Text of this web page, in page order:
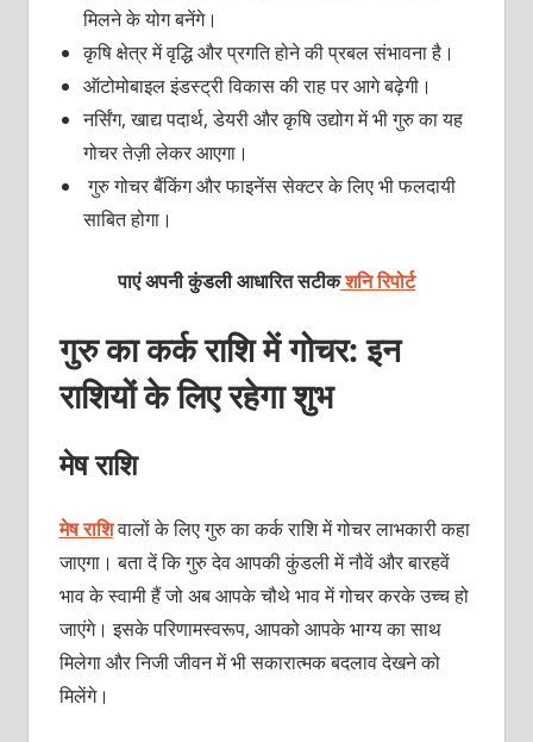
मिलने के योग बनेंगे।
कृषि क्षेत्र में वृद्धि और प्रगति होने की प्रबल संभावना है।
ऑटोमोबाइल इंडस्ट्री विकास की राह पर आगे बढ़ेगी।
नर्सिंग, खाद्य पदार्थ, डेयरी और कृषि उद्योग में भी गुरु का यह
गोचर तेज़ी लेकर आएगा।
गुरु गोचर बैंकिंग और फाइनेंस सेक्टर के लिए भी फलदायी
साबित होगा।
पाएं अपनी कुंडली आधारित सटीकशनि रिपोर्ट
गुरु का कर्क राशि में गोचर: इन
राशियों के लिए रहेगा शुभ
मेष राशि
मेष राशिवालों के लिए गुरु का कर्क राशि में गोचर लाभकारी कहा
जाएगा। बता दें कि गुरु देव आपकी कुंडली में नौवें और बारहवें
भाव के स्वामी हैं जो अब आपके चौथे भाव में गोचर करके उच्च हो
जाएंगे। इसके परिणामस्वरूप, आपको आपके भाग्य का साथ
मिलेगा और निजी जीवन में भी सकारात्मक बदलाव देखने को
मिलेंगे।